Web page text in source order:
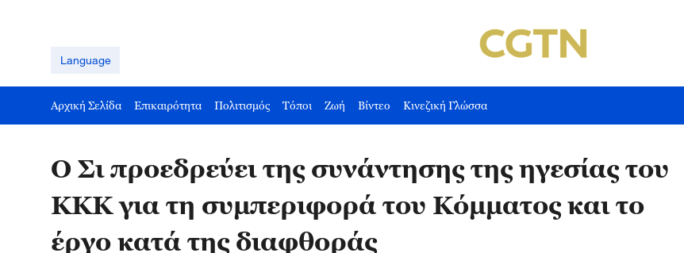
Language
Αρχική Σελίδα Επικαιρότητα Πολιτισμός Τόποι Ζωή Βίντεο Κινεζική Γλώσσα
Ο Σι προεδρεύει της συνάντησης της ηγεσίας του
ΚΚΚ για τη συμπεριφορά του Κόμματος και το
έργο κατά της διαφθοράς